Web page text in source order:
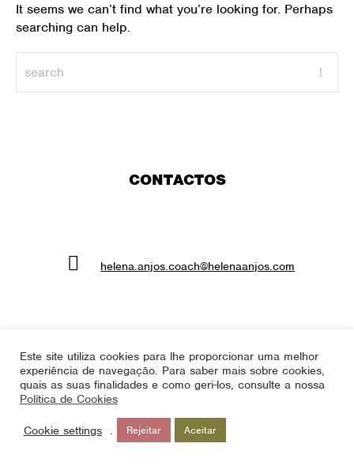
It seems we can’t find what you’re looking for. Perhaps
searching can help.
CONTACTOS
helena.anjos.coach@helenaanjos.com
(+351) 968 730 387 Linkedin
Este site utiliza cookies para lhe proporcionar uma melhor
experiência de navegação. Para saber mais sobre cookies,
quais as suas finalidades e como geri-los, consulte a nossa
Política de Cookies
Cookie settings Rejeitar Aceitar